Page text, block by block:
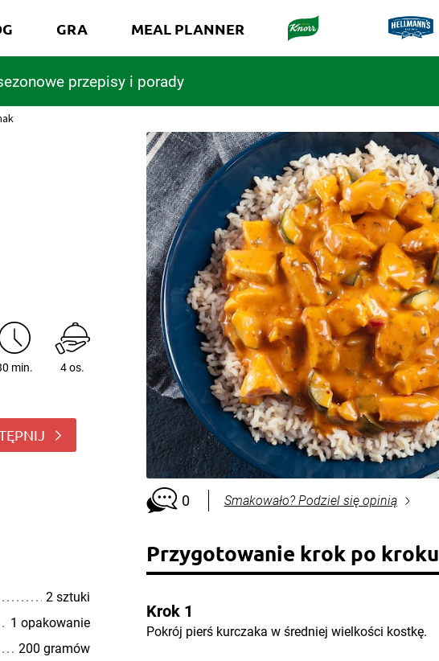
przepisy i porady
GRA MEAL PLANNER
min. 4 os.
0 Smakowało? Podziel się opinią
2 sztuki
1 opakowanie
200 gramów
Przygotowanie krok po kroku
Krok 1
Pokrój pierś kurczaka w średniej wielkości kostkę.